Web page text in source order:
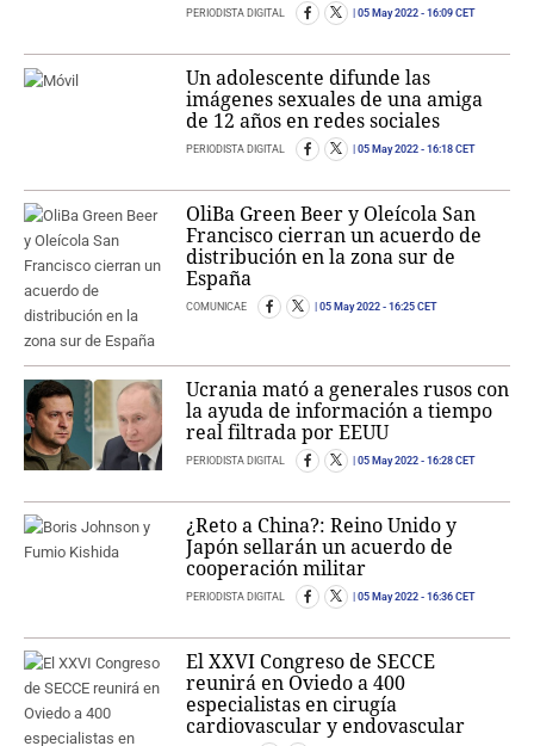
PERIODISTA DIGITAL 05 May 2022 - 16:09 CET
Un adolescente difunde las
imágenes sexuales de una amiga
de 12 años en redes sociales
PERIODISTA DIGITAL 05 May 2022 - 16:18 CET
OliBa Green Beer y Oleícola San
Francisco cierran un acuerdo de
distribución en la zona sur de
España
COMUNICAE 05 May 2022 - 16:25 CET
Ucrania mató a generales rusos con
la ayuda de información a tiempo
real filtrada por EEUU
PERIODISTA DIGITAL 05 May 2022 - 16:28 CET
¿Reto a China?: Reino Unido y
Japón sellarán un acuerdo de
cooperación militar
PERIODISTA DIGITAL 05 May 2022 - 16:36 CET
El XXVI Congreso de SECCE
reunirá en Oviedo a 400
especialistas en cirugía
cardiovascular y endovascular